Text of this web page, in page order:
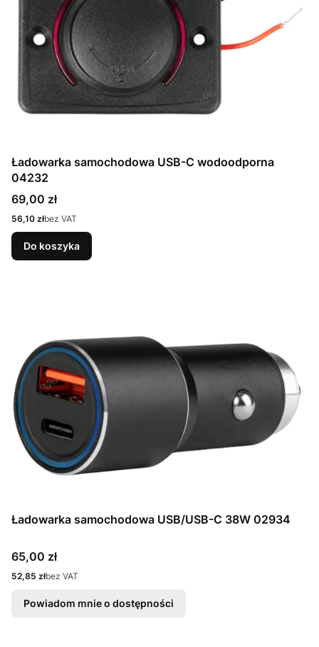
Ładowarka samochodowa USB-C wodoodporna
04232
Cena
69,00 zł
Cena
56,10 złbez VAT
Do koszyka
Ładowarka samochodowa USB/USB-C 38W 02934
Cena
65,00 zł
Cena
52,85 złbez VAT
Powiadom mnie o dostępności